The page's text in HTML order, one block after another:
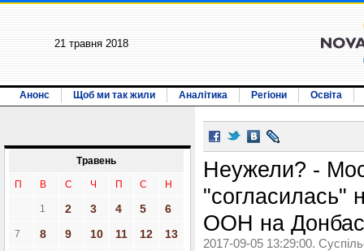
21 травня 2018
Анонс Щоб ми так жили Аналітика Регіони Освіта
Травень
П В С Ч П С Н
1 2 3 4 5 6
7 8 9 10 11 12
13
Неужели? -
"согласилась"
ООН на
2017-09-05 13:29:00.